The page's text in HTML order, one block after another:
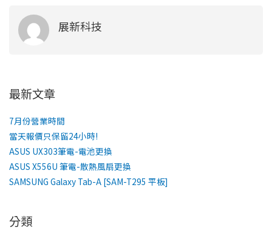
展新科技
最新文章
7月份營業時間
當天報價只保留24小時!
ASUS UX303筆電-電池更換
ASUS X556U 筆電-散熱風扇更換
SAMSUNG Galaxy Tab-A [SAM-T295 平板]
分類